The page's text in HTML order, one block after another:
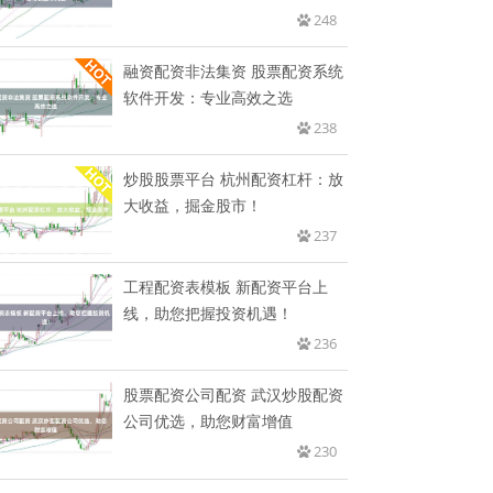
248
融资配资非法集资 股票配资系统
软件开发：专业高效之选
238
炒股股票平台 杭州配资杠杆：放
大收益，掘金股市！
237
工程配资表模板 新配资平台上
线，助您把握投资机遇！
236
股票配资公司配资 武汉炒股配资
公司优选，助您财富增值
230